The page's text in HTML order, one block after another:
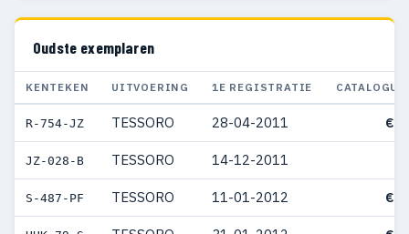
Oudste exemplaren
KENTEKEN UITVOERING 1E REGISTRATIE
R-754-JZ TESSORO 28-04-2011 €
JZ-028-B TESSORO 14-12-2011
S-487-PF TESSORO 11-01-2012 €